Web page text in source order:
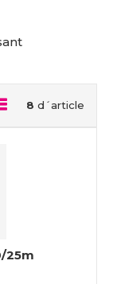
8 d´article
25m